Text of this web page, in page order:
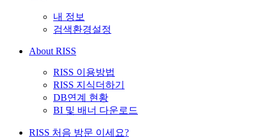
내 정보
검색환경설정
About RISS
RISS 이용방법
RISS 지식더하기
DB연계 현황
BI 및 배너 다운로드
RISS 처음 방문 이세요?